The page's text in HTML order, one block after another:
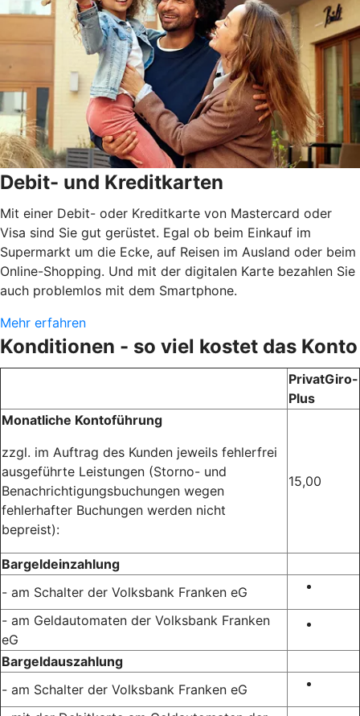
Debit- und Kreditkarten
Mit einer Debit- oder Kreditkarte von Mastercard oder
Visa sind Sie gut gerüstet. Egal ob beim Einkauf im
Supermarkt um die Ecke, auf Reisen im Ausland oder beim
Online-Shopping. Und mit der digitalen Karte bezahlen Sie
auch problemlos mit dem Smartphone.
Mehr erfahren
Konditionen - so viel kostet das Konto
PrivatGiro-
Plus
Monatliche Kontoführung
zzgl. im Auftrag des Kunden jeweils fehlerfrei
ausgeführte Leistungen (Storno- und
Benachrichtigungsbuchungen wegen
fehlerhafter Buchungen werden nicht
bepreist):
15,00
Bargeldeinzahlung
- am Schalter der Volksbank Franken eG
- am Geldautomaten der Volksbank Franken
eG
Bargeldauszahlung
- am Schalter der Volksbank Franken eG